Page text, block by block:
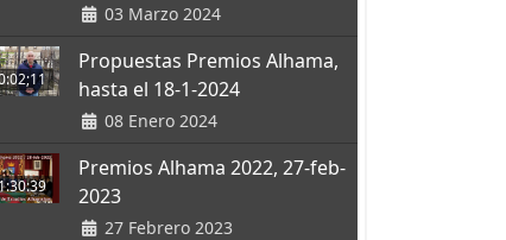
03 Marzo 2024
Propuestas Premios Alhama,
hasta el 18-1-2024
08 Enero 2024
Premios Alhama 2022, 27-feb-
2023
27 Febrero 2023